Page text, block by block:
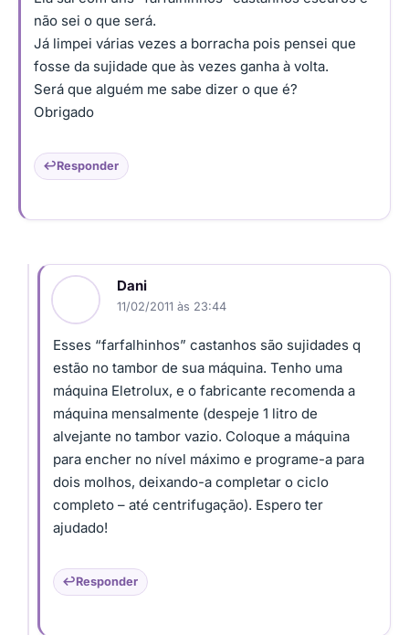
não sei o que será.
Já limpei várias vezes a borracha pois pensei que
fosse da sujidade que às vezes ganha à volta.
Será que alguém me sabe dizer o que é?
Obrigado
Responder
Dani
11/02/2011 às 23:44
Esses “farfalhinhos” castanhos são sujidades q
estão no tambor de sua máquina. Tenho uma
máquina Eletrolux, e o fabricante recomenda a
máquina mensalmente (despeje 1 litro de
alvejante no tambor vazio. Coloque a máquina
para encher no nível máximo e programe-a para
dois molhos, deixando-a completar o ciclo
completo – até centrifugação). Espero ter
ajudado!
Responder